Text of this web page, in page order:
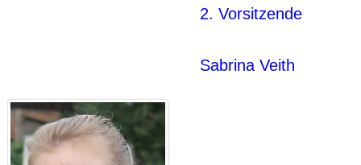
2. Vorsitzende
Sabrina Veith